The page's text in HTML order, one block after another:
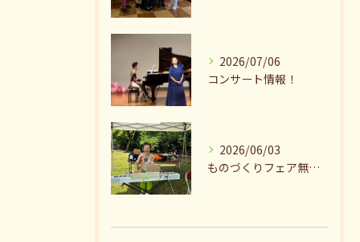
2026/07/06
コンサート情報！
2026/06/03
ものづくりフェア無事終了♪ありがとうございました。